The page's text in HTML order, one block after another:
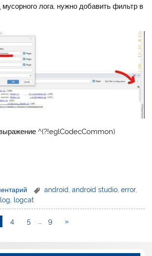
лога, нужно добавить фильтр в
^(?!eglCodecCommon)
android ,android studio ,error,
log, logcat
4 5 … 9 »